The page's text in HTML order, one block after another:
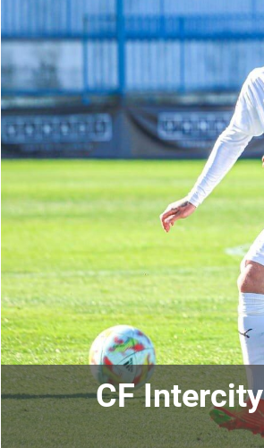
CF Intercity